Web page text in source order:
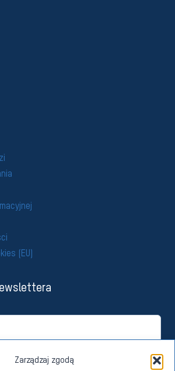
Zarządzaj zgodą
(EU)